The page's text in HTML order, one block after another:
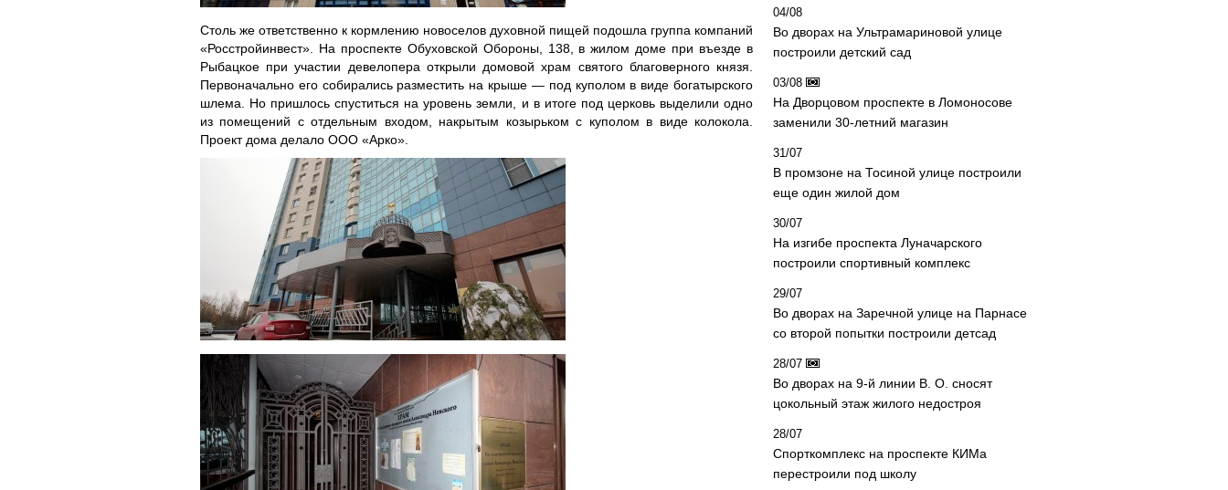
Столь же ответственно к кормлению новоселов духовной пищей подошла группа компаний
«Росстройинвест». На проспекте Обуховской Обороны, 138, в жилом доме при въезде в
Рыбацкое при участии девелопера открыли домовой храм святого благоверного князя.
Первоначально его собирались разместить на крыше — под куполом в виде богатырского
шлема. Но пришлось спуститься на уровень земли, и в итоге под церковь выделили одно
из помещений с отдельным входом, накрытым козырьком с куполом в виде колокола.
Проект дома делало ООО «Арко».
04/08
Во дворах на Ультрамариновой улице
построили детский сад
03/08
На Дворцовом проспекте в Ломоносове
заменили 30-летний магазин
31/07
В промзоне на Тосиной улице построили
еще один жилой дом
30/07
На изгибе проспекта Луначарского
построили спортивный комплекс
29/07
Во дворах на Заречной улице на Парнасе
со второй попытки построили детсад
28/07
Во дворах на 9-й линии В. О. сносят
цокольный этаж жилого недостроя
28/07
Спорткомплекс на проспекте КИМа
перестроили под школу